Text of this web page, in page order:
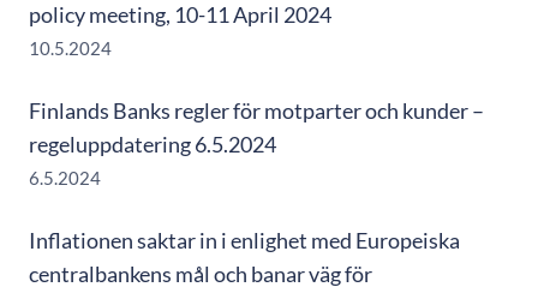
policy meeting, 10-11 April 2024
10.5.2024
Finlands Banks regler för motparter och kunder –
regeluppdatering 6.5.2024
6.5.2024
Inflationen saktar in i enlighet med Europeiska
centralbankens mål och banar väg för